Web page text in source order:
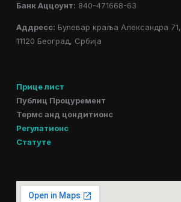
Банк Аццоунт: 840-471668-63
Аддресс: Булевар краља Александра 71,
11120 Београд, Србија
Прице лист
Публиц Процуремент
Термс анд цондитионс
Регулатионс
Статуте